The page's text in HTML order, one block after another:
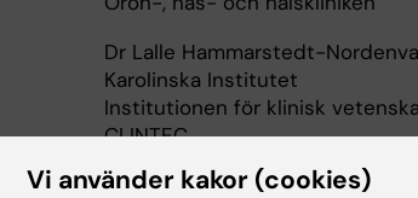
Dr Lalle Hammarstedt-
Karolinska Institutet
Institutionen för klinisk
CLINTEC
Enheten för öron-, näs- och
Vi använder kakor (cookies)